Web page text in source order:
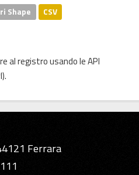
Shape CSV
al registro usando leAPI
).
Ferrara